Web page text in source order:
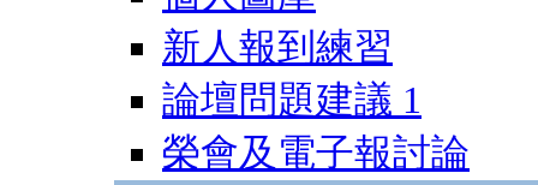
新人報到練習
論壇問題建議 1
榮會及電子報討論